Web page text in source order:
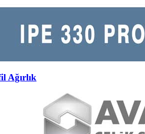
Ağırlık